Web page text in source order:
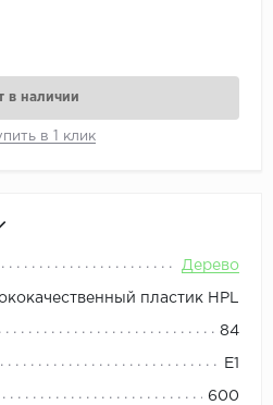
в наличии
в 1 клик
Дерево
пластик HPL
84
E1
600